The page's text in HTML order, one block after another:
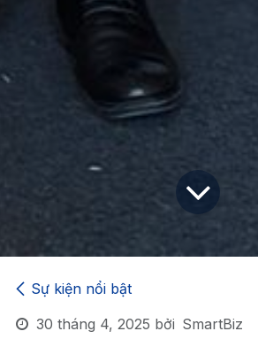
Sự kiện nổi bật
30 tháng 4, 2025 bởi SmartBiz